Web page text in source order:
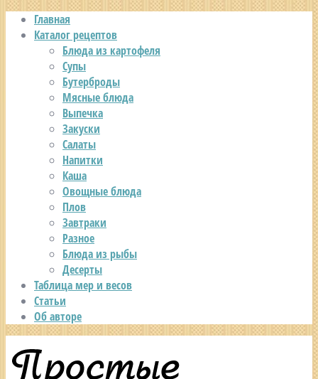
Главная
Каталог рецептов
Блюда из картофеля
Супы
Бутерброды
Мясные блюда
Выпечка
Закуски
Салаты
Напитки
Каша
Овощные блюда
Плов
Завтраки
Разное
Блюда из рыбы
Десерты
Таблица мер и весов
Статьи
Об авторе